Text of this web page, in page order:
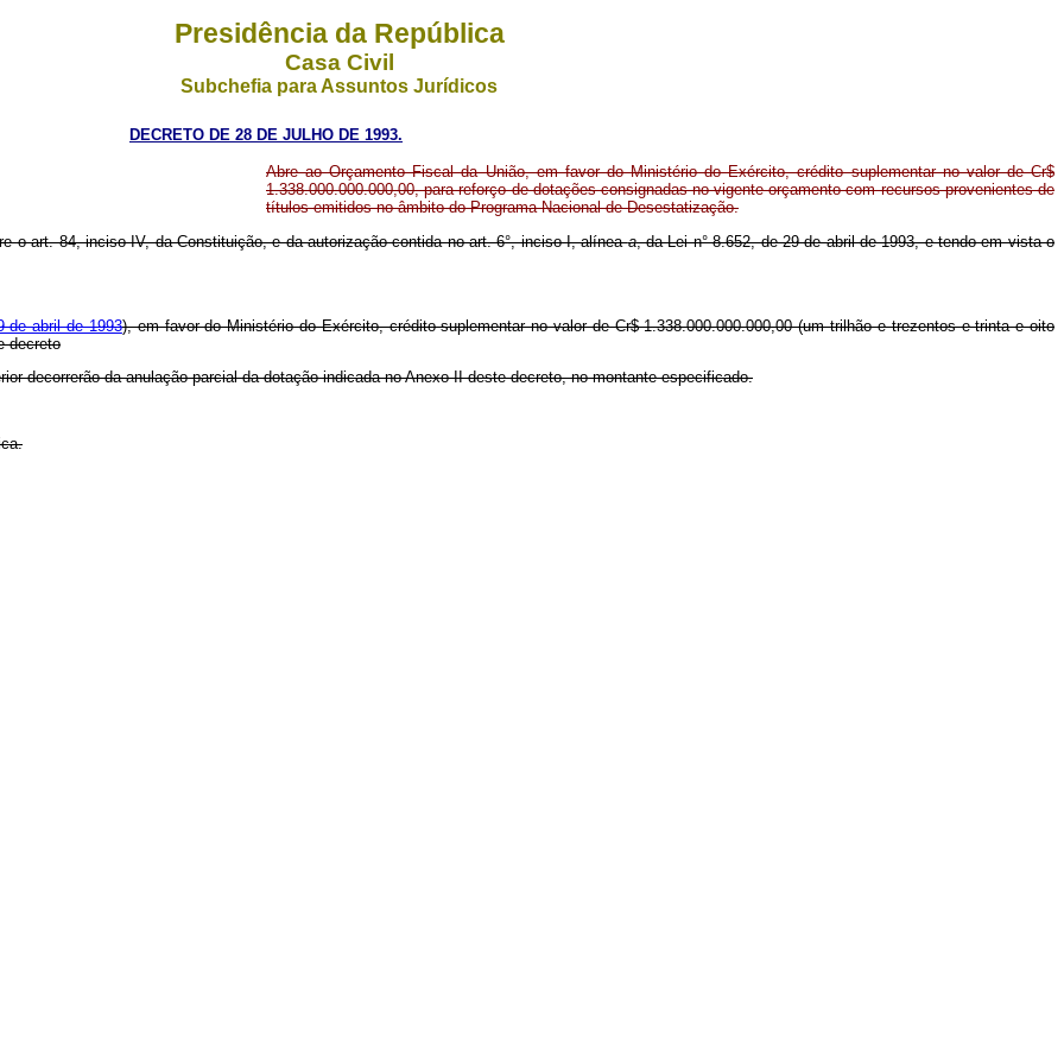
Presidência da República
Casa Civil
Subchefia para Assuntos Jurídicos
DECRETO DE 28 DE JULHO DE 1993.
Abre ao Orçamento Fiscal da União, em favor do Ministério do Exército, crédito suplementar no valor de Cr$
1.338.000.000.000,00, para reforço de dotações consignadas no vigente orçamento com recursos provenientes de
títulos emitidos no âmbito do Programa Nacional de Desestatização.
o art. 84, inciso IV, da Constituição, e da autorização contida no art. 6°, inciso I, alíneaa, da Lei n° 8.652, de 29 de abril de 1993, e tendo em vista o
de abril de 1993), em favor do Ministério do Exército, crédito suplementar no valor de Cr$ 1.338.000.000.000,00 (um trilhão e trezentos e trinta e oito
decreto
decorrerão da anulação parcial da dotação indicada no Anexo II deste decreto, no montante especificado.